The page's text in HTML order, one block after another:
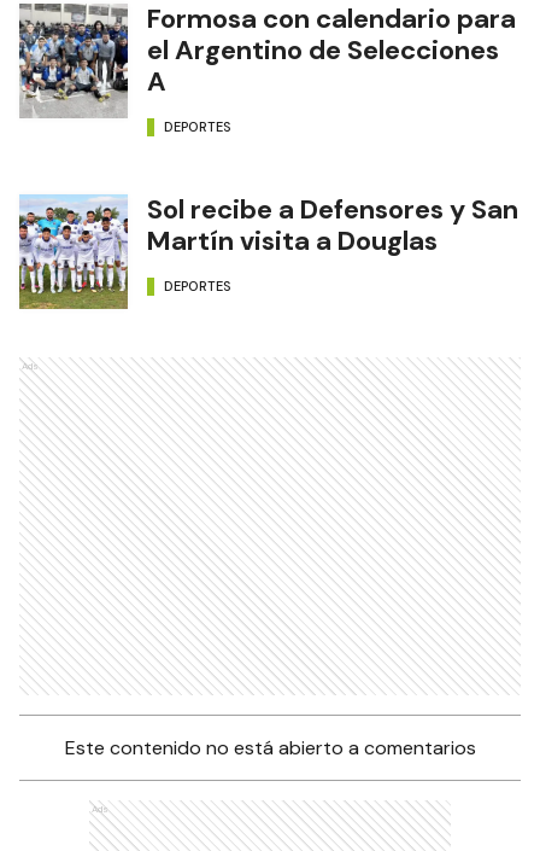
Formosa con calendario para
el Argentino de Selecciones
A
DEPORTES
Sol recibe a Defensores y San
Martín visita a Douglas
DEPORTES
Ads
Este contenido no está abierto a comentarios
Ads